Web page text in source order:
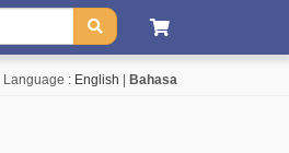
| Language : English Bahasa